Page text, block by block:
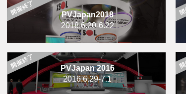
PVJapan2018
2018.6.20-6.22
PVJapan 2016
2016.6.29-7.1